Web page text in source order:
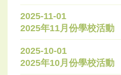
2025-11-01
2025年11月份學校活動
2025-10-01
2025年10月份學校活動